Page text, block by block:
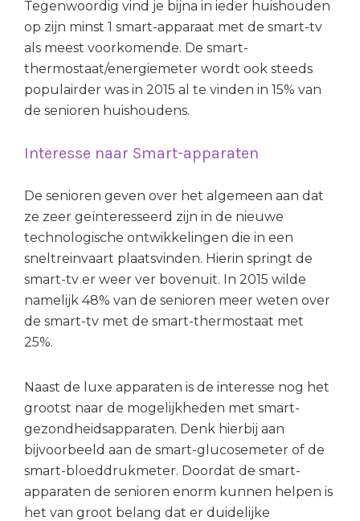
Tegenwoordig vind je bijna in ieder huishouden
op zijn minst 1 smart-apparaat met de smart-tv
als meest voorkomende. De smart-
thermostaat/energiemeter wordt ook steeds
populairder was in 2015 al te vinden in 15% van
de senioren huishoudens.
Interesse naar Smart-apparaten
De senioren geven over het algemeen aan dat
ze zeer geïnteresseerd zijn in de nieuwe
technologische ontwikkelingen die in een
sneltreinvaart plaatsvinden. Hierin springt de
smart-tv er weer ver bovenuit. In 2015 wilde
namelijk 48% van de senioren meer weten over
de smart-tv met de smart-thermostaat met
25%.
Naast de luxe apparaten is de interesse nog het
grootst naar de mogelijkheden met smart-
gezondheidsapparaten. Denk hierbij aan
bijvoorbeeld aan de smart-glucosemeter of de
smart-bloeddrukmeter. Doordat de smart-
apparaten de senioren enorm kunnen helpen is
het van groot belang dat er duidelijke